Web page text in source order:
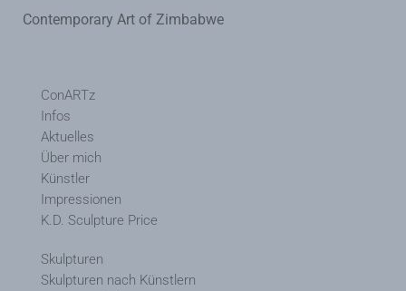
Contemporary Art of Zimbabwe
ConARTz
Infos
Aktuelles
Über mich
Künstler
Impressionen
K.D. Sculpture Price
Skulpturen
Skulpturen nach Künstlern